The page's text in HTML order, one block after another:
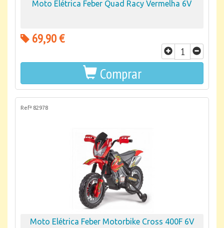
Moto Elétrica Feber Quad Racy Vermelha 6V
69,90 €
Comprar
Refª 82978
Moto Elétrica Feber Motorbike Cross 400F 6V